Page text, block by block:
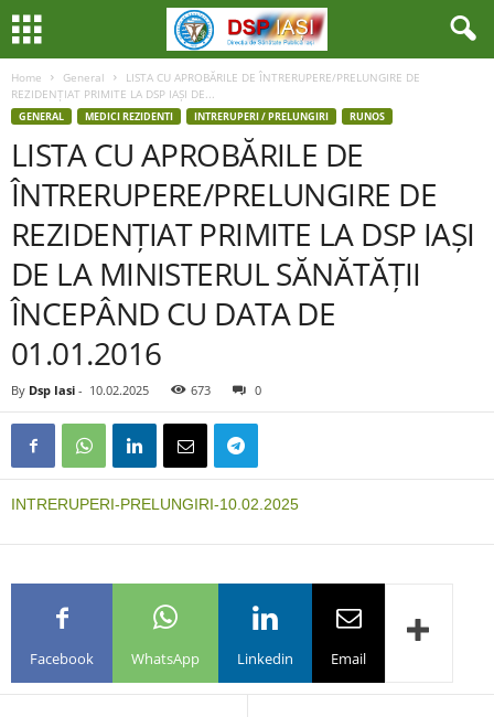
Home General
LISTA CU APROBĂRILE DE ÎNTRERUPERE/PRELUNGIRE DE
REZIDENȚIAT PRIMITE LA DSP IAȘI DE...
GENERAL MEDICI REZIDENTI INTRERUPERI / PRELUNGIRI RUNOS
LISTA CU APROBĂRILE DE
ÎNTRERUPERE/PRELUNGIRE DE
REZIDENȚIAT PRIMITE LA DSP IAȘI
DE LA MINISTERUL SĂNĂTĂȚII
ÎNCEPÂND CU DATA DE
01.01.2016
By Dsp Iasi - 10.02.2025 673 0
INTRERUPERI-PRELUNGIRI-10.02.2025
Facebook WhatsApp Linkedin Email